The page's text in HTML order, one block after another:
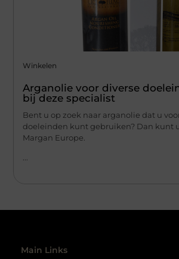
Winkelen
Arganolie voor diverse
bij deze specialist
Bent u op zoek naar arganolie dat u
doeleinden kunt gebruiken? Dan kunt
Margan Europe.
Main Links